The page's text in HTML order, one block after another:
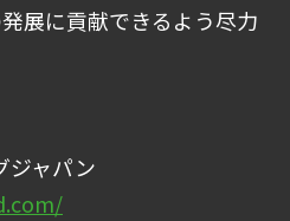
展に貢献できるよう尽力
ジャパン